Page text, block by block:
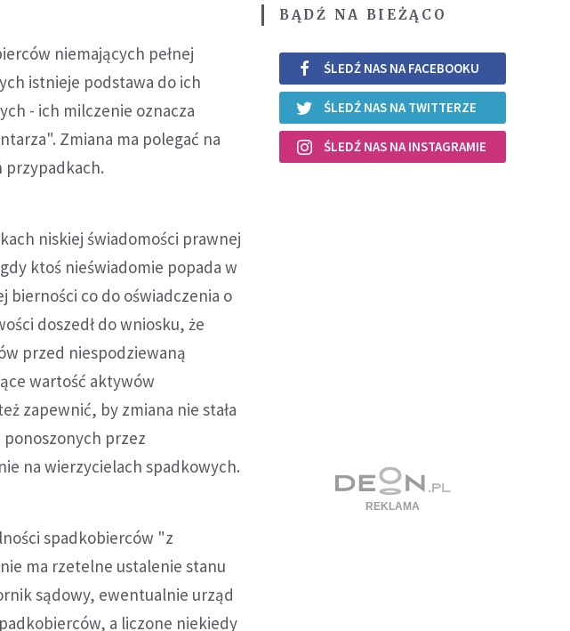
niemających pełnej
istnieje podstawa do ich
- ich milczenie oznacza
Zmiana ma polegać na
przypadkach.
niskiej świadomości prawnej
ktoś nieświadomie popada w
bierności co do oświadczenia o
doszedł do wniosku, że
przed niespodziewaną
wartość aktywów
zapewnić, by zmiana nie stała
przez
na wierzycielach spadkowych.
spadkobierców "z
ma rzetelne ustalenie stanu
sądowy, ewentualnie urząd
a liczone niekiedy
BĄDŹ NA BIEŻĄCO
ŚLEDŹ NAS NA FACEBOOKU
ŚLEDŹ NAS NA TWITTERZE
ŚLEDŹ NAS NA INSTAGRAMIE